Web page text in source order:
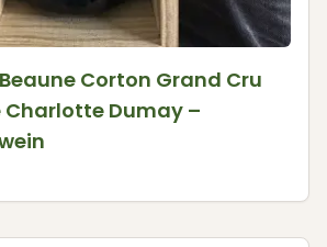
Corton Grand Cru
Charlotte Dumay –